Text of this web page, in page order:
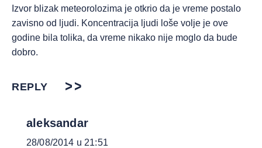
Izvor blizak meteorolozima je otkrio da je vreme postalo
zavisno od ljudi. Koncentracija ljudi loše volje je ove
godine bila tolika, da vreme nikako nije moglo da bude
dobro.
REPLY
aleksandar
28/08/2014 u 21:51